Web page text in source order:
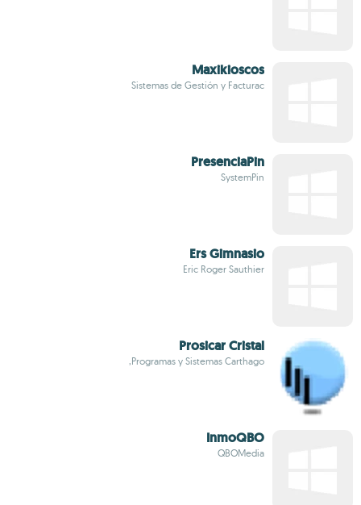
Maxikioscos
Sistemas de Gestión y Facturac
PresenciaPin
SystemPin
Ers Gimnasio
Eric Roger Sauthier
Prosicar Cristal
Programas y Sistemas Carthago,
InmoQBO
QBOMedia